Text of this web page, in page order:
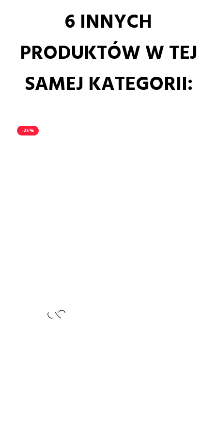
6 INNYCH
PRODUKTÓW W TEJ
SAMEJ KATEGORII:
-25%